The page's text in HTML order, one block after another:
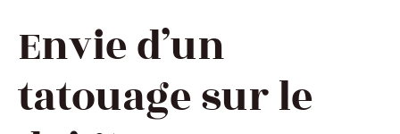
Envie d’un
tatouage sur le